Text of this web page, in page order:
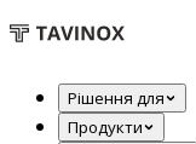
Рішення для
Продукти